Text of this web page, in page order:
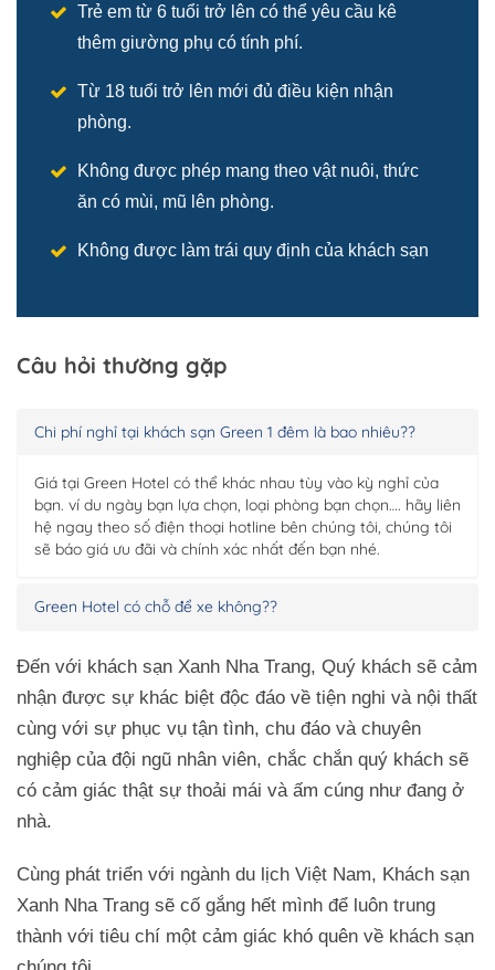
Trẻ em từ 6 tuổi trở lên có thể yêu cầu kê
thêm giường phụ có tính phí.
Từ 18 tuổi trở lên mới đủ điều kiện nhận
phòng.
Không được phép mang theo vật nuôi, thức
ăn có mùi, mũ lên phòng.
Không được làm trái quy định của khách sạn
Câu hỏi thường gặp
Chi phí nghỉ tại khách sạn Green 1 đêm là bao nhiêu??
Giá tại Green Hotel có thể khác nhau tùy vào kỳ nghỉ của
bạn. ví du ngày bạn lựa chọn, loại phòng bạn chọn…. hãy liên
hệ ngay theo số điện thoại hotline bên chúng tôi, chúng tôi
sẽ báo giá ưu đãi và chính xác nhất đến bạn nhé.
Green Hotel có chỗ để xe không??
Đến với khách sạn Xanh Nha Trang, Quý khách sẽ cảm
nhận được sự khác biệt độc đáo về tiện nghi và nội thất
cùng với sự phục vụ tận tình, chu đáo và chuyên
nghiệp của đội ngũ nhân viên, chắc chắn quý khách sẽ
có cảm giác thật sự thoải mái và ấm cúng như đang ở
nhà.
Cùng phát triển với ngành du lịch Việt Nam, Khách sạn
Xanh Nha Trang sẽ cố gắng hết mình để luôn trung
thành với tiêu chí một cảm giác khó quên về khách sạn